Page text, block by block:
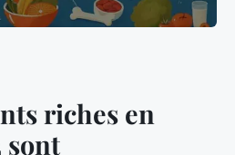
riches en
sont